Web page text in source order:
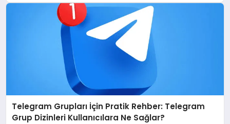
Telegram Grupları İçin Pratik Rehber: Telegram
Grup Dizinleri Kullanıcılara Ne Sağlar?